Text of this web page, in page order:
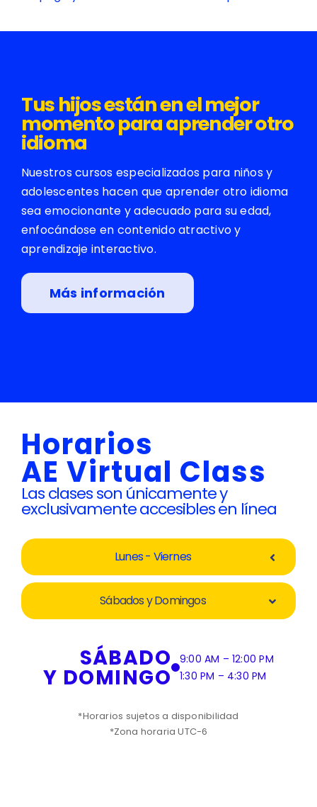
Tus hijos están en el mejor
momento para aprender otro
idioma
Nuestros cursos especializados para niños y
adolescentes hacen que aprender otro idioma
sea emocionante y adecuado para su edad,
enfocándose en contenido atractivo y
aprendizaje interactivo.
Más información
Horarios
AE Virtual Class
Las clases son únicamente y
exclusivamente accesibles en línea
Lunes - Viernes
Sábados y Domingos
SÁBADO
Y DOMINGO
9:00 AM – 12:00 PM
1:30 PM – 4:30 PM
*Horarios sujetos a disponibilidad
*Zona horaria UTC-6